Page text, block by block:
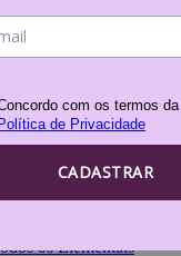
e Xícaras Místicas
Mística
/ elementais
e Incensos
os Elementais
com os termos da
Política de Privacidade
CADASTRAR